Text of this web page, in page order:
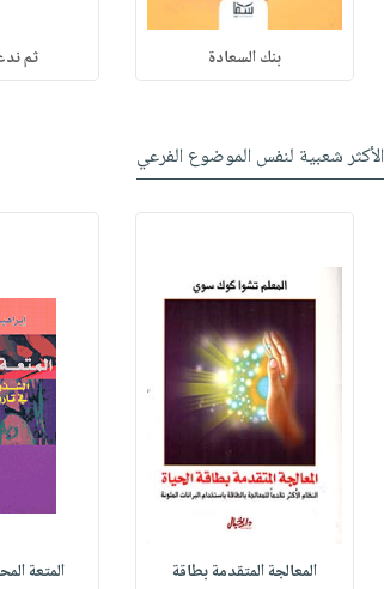
بنك السعادة ثم
الأكثر شعبية لنفس الموضوع الفرعي
المعالجة المتقدمة بطاقة
المتعة